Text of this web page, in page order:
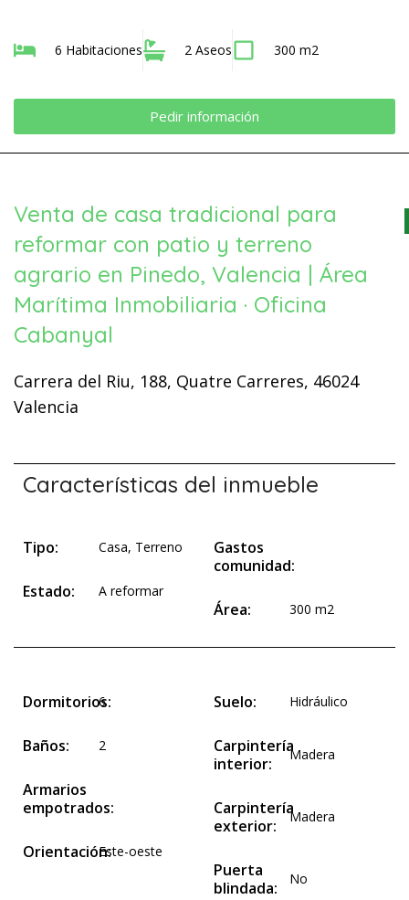
6 Habitaciones 2 Aseos 300 m2
Pedir información
Venta de casa tradicional para
reformar con patio y terreno
agrario en Pinedo, Valencia | Área
Marítima Inmobiliaria · Oficina
Cabanyal
Carrera del Riu, 188, Quatre Carreres, 46024
Valencia
Características del inmueble
Tipo: Casa, Terreno
Estado: A reformar
Gastos
comunidad:
Área: 300 m2
Dormitorios:
6
Baños: 2
Armarios
empotrados:
Orientación:Este-oeste
Suelo: Hidráulico
Carpintería
interior:
Madera
Carpintería
exterior:
Madera
Puerta
blindada:
No